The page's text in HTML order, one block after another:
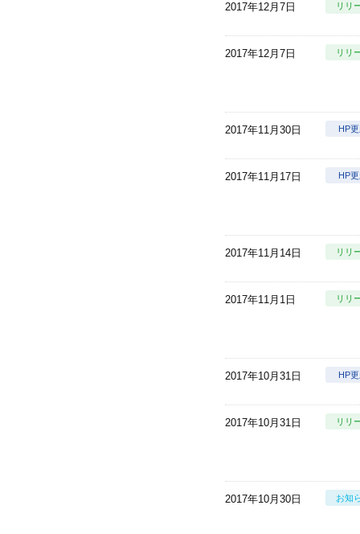
2017年12月7日 リリ
2017年12月7日 リリ
2017年11月30日 HP
2017年11月17日 HP
2017年11月14日 リリ
2017年11月1日 リリ
2017年10月31日 HP
2017年10月31日 リリ
2017年10月30日 お知